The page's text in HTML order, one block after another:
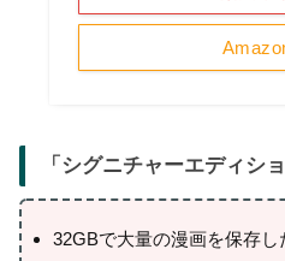
「 シグニチャーエディシ
32GBで大量の漫画を保存し